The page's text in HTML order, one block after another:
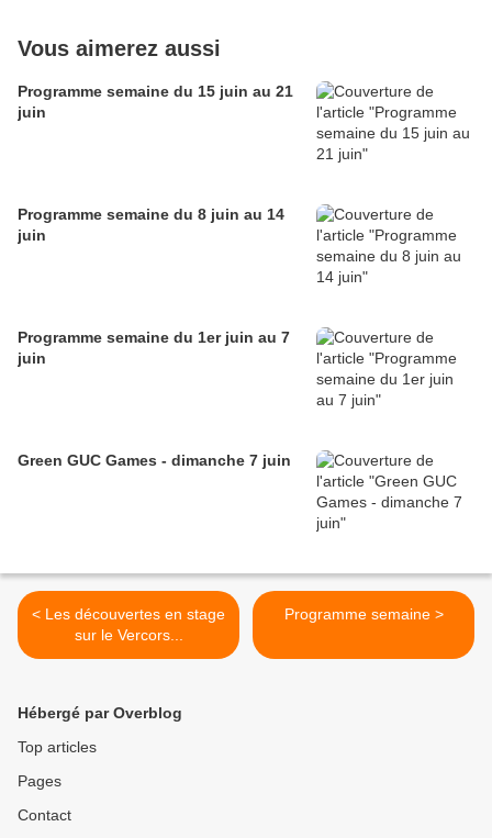
Vous aimerez aussi
Programme semaine du 15 juin au 21
juin
Programme semaine du 8 juin au 14
juin
Programme semaine du 1er juin au 7
juin
Green GUC Games - dimanche 7 juin
< Les découvertes en stage
sur le Vercors...
Programme semaine >
Hébergé par Overblog
Top articles
Pages
Contact